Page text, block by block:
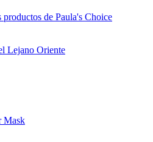
de Paula's Choice
Lejano Oriente
Mask